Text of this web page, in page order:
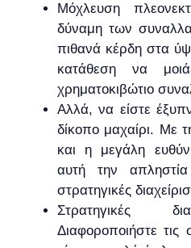
Μόχλευση
δύναμη των
πιθανά κέρδη στα
κατάθεση να
χρηματοκιβώτιο
Αλλά, να είστε
δίκοπο μαχαίρι. Με
και η μεγάλη
αυτή την
στρατηγικές
Στρατηγικές
Διαφοροποιήστε